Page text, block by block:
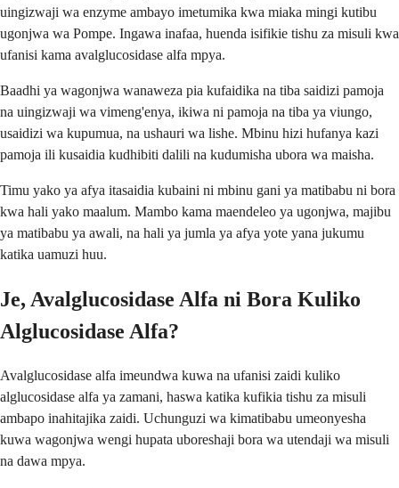
uingizwaji wa enzyme ambayo imetumika kwa miaka mingi kutibu
ugonjwa wa Pompe. Ingawa inafaa, huenda isifikie tishu za misuli kwa
ufanisi kama avalglucosidase alfa mpya.
Baadhi ya wagonjwa wanaweza pia kufaidika na tiba saidizi pamoja
na uingizwaji wa vimeng'enya, ikiwa ni pamoja na tiba ya viungo,
usaidizi wa kupumua, na ushauri wa lishe. Mbinu hizi hufanya kazi
pamoja ili kusaidia kudhibiti dalili na kudumisha ubora wa maisha.
Timu yako ya afya itasaidia kubaini ni mbinu gani ya matibabu ni bora
kwa hali yako maalum. Mambo kama maendeleo ya ugonjwa, majibu
ya matibabu ya awali, na hali ya jumla ya afya yote yana jukumu
katika uamuzi huu.
Je, Avalglucosidase Alfa ni Bora Kuliko
Alglucosidase Alfa?
Avalglucosidase alfa imeundwa kuwa na ufanisi zaidi kuliko
alglucosidase alfa ya zamani, haswa katika kufikia tishu za misuli
ambapo inahitajika zaidi. Uchunguzi wa kimatibabu umeonyesha
kuwa wagonjwa wengi hupata uboreshaji bora wa utendaji wa misuli
na dawa mpya.